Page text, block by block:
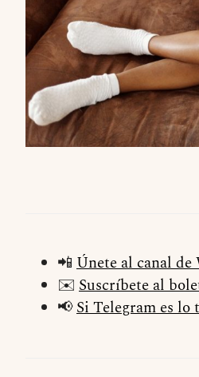
📲 Únete al canal
✉️ Suscríbete al
📢Si Telegram es